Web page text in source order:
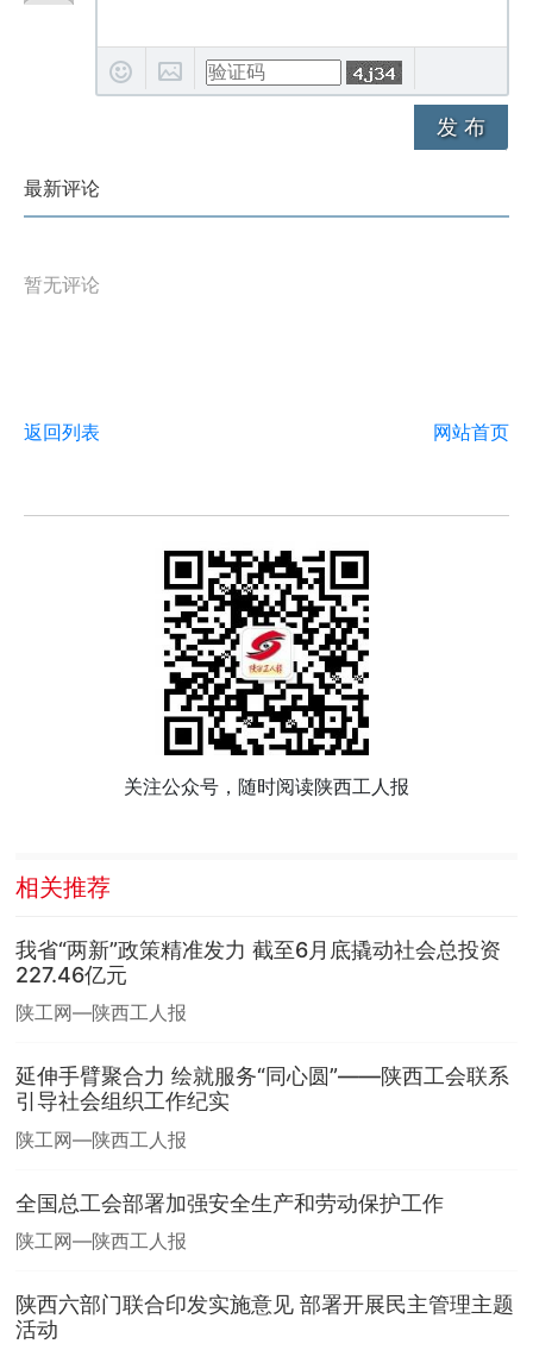
发 布
最新评论
暂无评论
返回列表 网站首页
关注公众号，随时阅读陕西工人报
相关推荐
我省“两新”政策精准发力 截至6月底撬动社会总投资
227.46亿元
陕工网—陕西工人报
延伸手臂聚合力 绘就服务“同心圆”——陕西工会联系
引导社会组织工作纪实
陕工网—陕西工人报
全国总工会部署加强安全生产和劳动保护工作
陕工网—陕西工人报
陕西六部门联合印发实施意见 部署开展民主管理主题
活动